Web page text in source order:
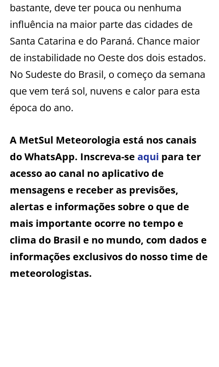
bastante, deve ter pouca ou nenhuma
influência na maior parte das cidades de
Santa Catarina e do Paraná. Chance maior
de instabilidade no Oeste dos dois estados.
No Sudeste do Brasil, o começo da semana
que vem terá sol, nuvens e calor para esta
época do ano.
A MetSul Meteorologia está nos canais
do WhatsApp. Inscreva-se aqui para ter
acesso ao canal no aplicativo de
mensagens e receber as previsões,
alertas e informações sobre o que de
mais importante ocorre no tempo e
clima do Brasil e no mundo, com dados e
informações exclusivos do nosso time de
meteorologistas.